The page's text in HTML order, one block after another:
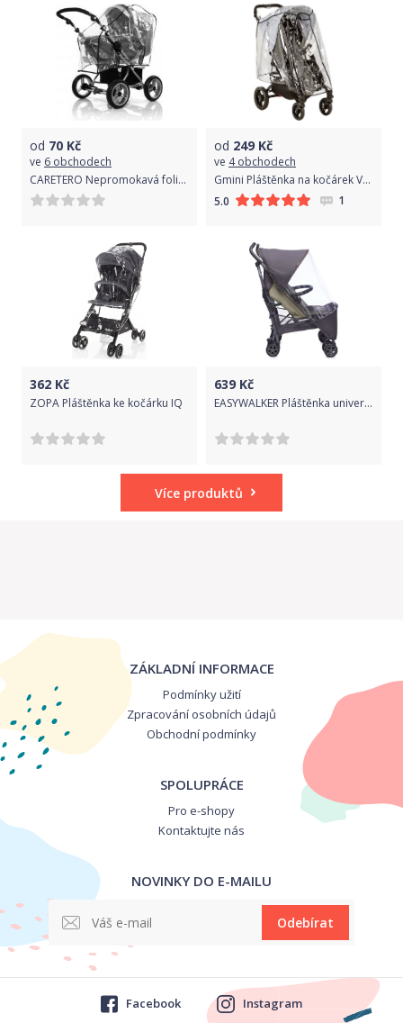
od 70 Kč
ve 6 obchodech
CARETERO Nepromokavá folie na hluboký kočárek UNIVERZÁLNÍ
od 249 Kč
ve 4 obchodech
Gmini Pláštěnka na kočárek Valco Snap 3,4
5.0
1
362 Kč
ZOPA Pláštěnka ke kočárku IQ
639 Kč
EASYWALKER Pláštěnka univerzální na golfový kočárek
Více produktů
ZÁKLADNÍ INFORMACE
Podmínky užití
Zpracování osobních údajů
Obchodní podmínky
SPOLUPRÁCE
Pro e-shopy
Kontaktujte nás
NOVINKY DO E-MAILU
Odebírat
Facebook Instagram